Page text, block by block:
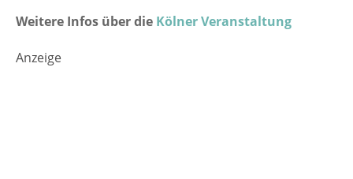
Weitere Infos über die Kölner Veranstaltung
Anzeige